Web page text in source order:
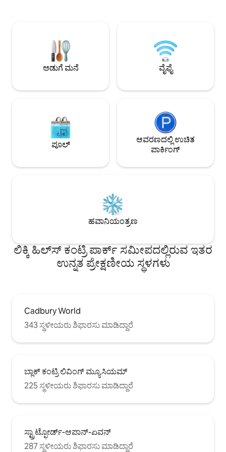
ಪ್ರಾಪರ್ಟಿಯನ್ನು ಸುಸ್ಥಿರತೆಯನ್ನು
ಗಮನದಲ್ಲಿಟ್ಟುಕೊಂಡು ವಿನ್ಯಾಸಗೊಳಿಸಲಾಗಿದೆ ಮತ್ತು
IR ಹೀಟಿಂಗ್ ಮತ್ತು ಬಿದಿರಿನ ನೆಲಹಾಸುಗಳನ್ನು
ಹೆಚ್ಚಿಸುತ್ತದೆ. ವಾರ್ವಿಕ್‌ಶೈರ್, ಬರ್ಮಿಂಗ್‌ಹ್ಯಾಮ್,
ಸಾಕಷ್ಟು ನಡಿಗೆಗಳು,
ರೂಮ್‌ಗಳು, ಪಬ್‌ಗಳು ಮತ್ತು ಹತ್ತಿರದಲ್ಲಿ ಭೇಟಿ
ನೀಡಬೇಕಾದ
ಅಡುಗೆ ಮನೆ ವೈಫೈ
ಪೂಲ್
ಆವರಣದಲ್ಲಿ ಉಚಿತ
ಪಾರ್ಕಿಂಗ್
ಹವಾನಿಯಂತ್ರಣ
ಲಿಕ್ಕಿ ಹಿಲ್‌ಸ್ ಕಂಟ್ರಿ ಪಾರ್ಕ್ ಸಮೀಪದಲ್ಲಿರುವ ಇತರ
ಉನ್ನತ ಪ್ರೇಕ್ಷಣೀಯ ಸ್ಥಳಗಳು
Cadbury World
343 ಸ್ಥಳೀಯರು ಶಿಫಾರಸು ಮಾಡಿದ್ದಾರೆ
ಬ್ಲಾಕ್ ಕಂಟ್ರಿ ಲಿವಿಂಗ್ ಮ್ಯೂಸಿಯಮ್
225 ಸ್ಥಳೀಯರು ಶಿಫಾರಸು ಮಾಡಿದ್ದಾರೆ
ಸ್ಟ್ರಾಟ್ಫೋರ್ಡ್-ಆಪಾನ್-ಏವನ್
287 ಸ್ಥಳೀಯರು ಶಿಫಾರಸು ಮಾಡಿದ್ದಾರೆ